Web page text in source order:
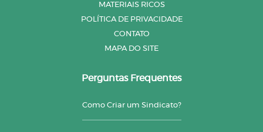
MATERIAIS RICOS
POLÍTICA DE PRIVACIDADE
CONTATO
MAPA DO SITE
Perguntas Frequentes
Como Criar um Sindicato?